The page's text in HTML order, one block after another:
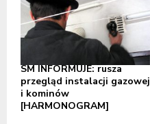
SM INFORMUJE: rusza
przegląd instalacji gazowej
i kominów
[HARMONOGRAM]